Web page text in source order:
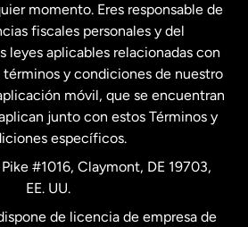
momento. Eres responsable de
fiscales personales y del
leyes aplicables relacionadas con
términos y condiciones de nuestro
móvil, que se encuentran
junto con estos Términos y
específicos.
#1016, Claymont, DE 19703,
EE. UU.
de licencia de empresa de